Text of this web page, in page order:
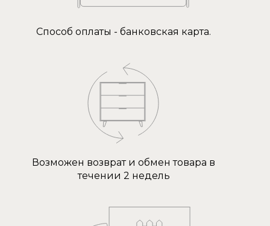
Способ оплаты - банковская карта.
Возможен возврат и обмен товара в
течении 2 недель